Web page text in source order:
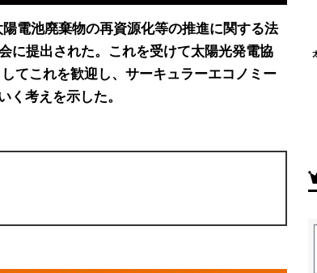
電池廃棄物の再資源化等の推進に関する法
に提出された。これを受けて太陽光発電協
てこれを歓迎し、サーキュラーエコノミー
く考えを示した。